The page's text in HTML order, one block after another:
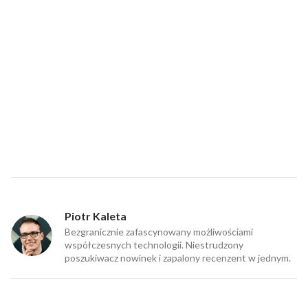
Piotr Kaleta
Bezgranicznie zafascynowany możliwościami
współczesnych technologii. Niestrudzony
poszukiwacz nowinek i zapalony recenzent w jednym.